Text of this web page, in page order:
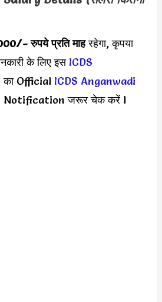
/- रुपये प्रति माहरहेगा, कृपया
के लिए इस ICDS
का Official ICDS Anganwadi
Notification जरूर चेक करें l